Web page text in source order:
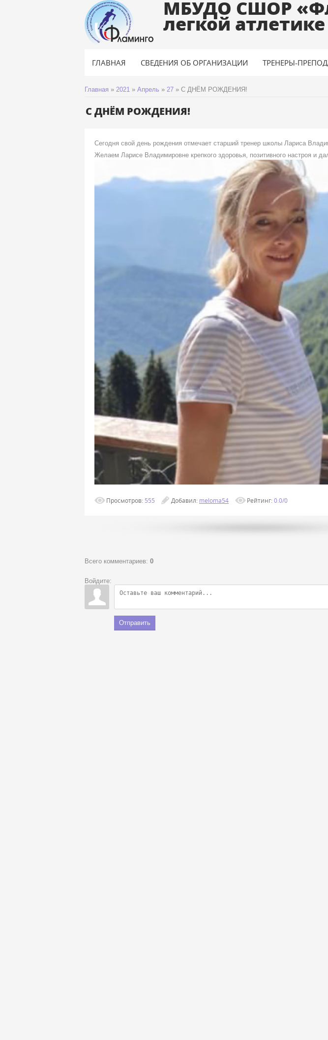
МБУДО СШОР
легкой атлетике
ГЛАВНАЯ СВЕДЕНИЯ ОБ ОРГАНИЗАЦИИ ТРЕНЕРЫ-
Главная » 2021 » Апрель » 27 » С ДНЁМ РОЖДЕНИЯ!
С ДНЁМ РОЖДЕНИЯ!
Сегодня свой день рождения отмечает старший тренер школы Лариса
Желаем Ларисе Владимировне крепкого здоровья, позитивного настроя и
Просмотров: 555 Добавил: meloma54 Рейтинг: 0.0/0
Всего комментариев: 0
Войдите:
Отправить